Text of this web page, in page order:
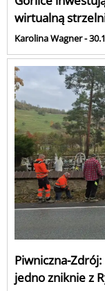
wirtualną
Karolina Wagner -
Piwniczna-
jedno zniknie z